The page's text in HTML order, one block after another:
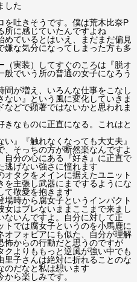
した
を吐きそうです。僕は荒木比奈P
所に感じていたんですよね
めているとはいえ、まだまだ偏見
嫌な気分になってしまった方も多
（実装）してすぐのころは『脱オ
般でいう所の普通の女子になろう
間が増え、いろんな仕事をこなし
い』という風に変化していきま
どで顕著ではないかと思われま
なものに正直になる。これはと
』『触れなくなっても大丈夫』
、そっちの方が断然楽なんですよ
自分の心にある『好き』に正直で
逃げない強さに憧れます
タクをメインに据えたユニット
を主張し武器にまでするようにな
て敬愛を抱きます
時から腐女子というインパクト
はブレないままここまで来まし
ないんですよ。自分に対して正
では腐女子というのを小馬鹿に
オフォビアにも似た、自分が理解
怖からの行動だと思うのですが
クよりももっと逆風が強い中でも
里子さんは絶対に折れることのな
のだなと私は想います
ら楽しみです。